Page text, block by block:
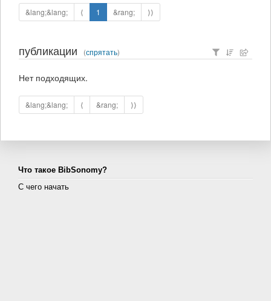
&lang;&lang; ⟨ 1 &rang; ⟩⟩
публикации (спрятать)
Нет подходящих.
&lang;&lang; ⟨ &rang; ⟩⟩
Что такое BibSonomy?
С чего начать